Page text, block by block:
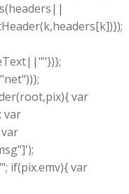
var
var
if(pix.emv){ var